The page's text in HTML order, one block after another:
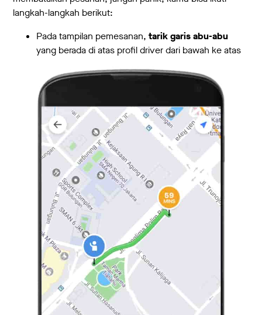
langkah-langkah berikut:
Pada tampilan pemesanan,tarik garis abu-abu
yang berada di atas profil driver dari bawah ke atas